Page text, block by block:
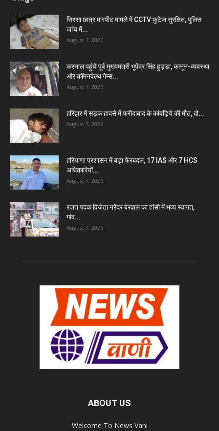
सिरसा छात्र मारपीट मामले में CCTV फुटेज सुरक्षित, पुलिस
जांच में...
August 7, 2026
करनाल पहुंचे पूर्व मुख्यमंत्री भूपेंद्र सिंह हुड्डा, कानून-व्यवस्था
और कॉमनवेल्थ गेम्स...
August 7, 2026
हरिद्वार में सड़क हादसे में फरीदाबाद के कांवड़िये की मौत, दो...
August 7, 2026
हरियाणा प्रशासन में बड़ा फेरबदल, 17 IAS और 7 HCS
अधिकारियों...
August 7, 2026
रजत पदक विजेता नरेंद्र बेरवाल का हांसी में भव्य स्वागत,
गांव...
August 7, 2026
ABOUT US
Welcome To News Vani